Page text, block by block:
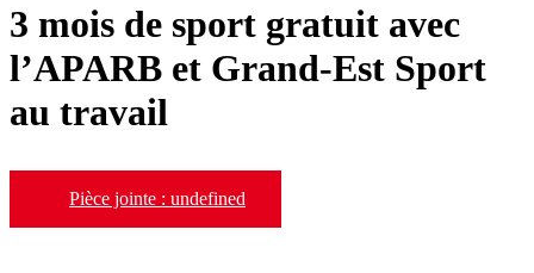
3 mois de sport gratuit avec
l’APARB et Grand-Est Sport
au travail
Pièce jointe : undefined